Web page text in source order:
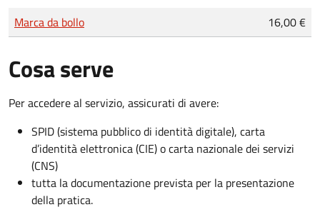
Tipo di pagamento
Importo
Marca da bollo 16,00 €
Cosa serve
Per accedere al servizio, assicurati di avere:
SPID (sistema pubblico di identità digitale), carta
d’identità elettronica (CIE) o carta nazionale dei servizi
(CNS)
tutta la documentazione prevista per la presentazione
della pratica.